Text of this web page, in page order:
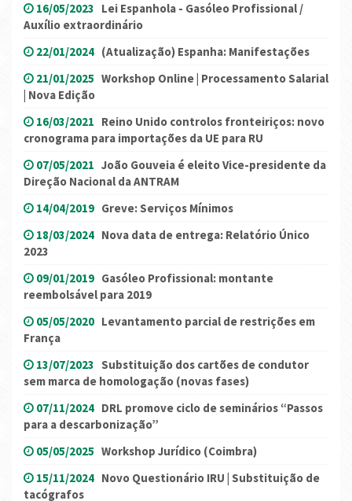
16/05/2023 Lei Espanhola - Gasóleo Profissional /
Auxílio extraordinário
22/01/2024 (Atualização) Espanha: Manifestações
21/01/2025 Workshop Online | Processamento Salarial
| Nova Edição
16/03/2021 Reino Unido controlos fronteiriços: novo
cronograma para importações da UE para RU
07/05/2021 João Gouveia é eleito Vice-presidente da
Direção Nacional da ANTRAM
14/04/2019 Greve: Serviços Mínimos
18/03/2024 Nova data de entrega: Relatório Único
2023
09/01/2019 Gasóleo Profissional: montante
reembolsável para 2019
05/05/2020 Levantamento parcial de restrições em
França
13/07/2023 Substituição dos cartões de condutor
sem marca de homologação (novas fases)
07/11/2024 DRL promove ciclo de seminários “Passos
para a descarbonização”
05/05/2025 Workshop Jurídico (Coimbra)
15/11/2024 Novo Questionário IRU | Substituição de
tacógrafos